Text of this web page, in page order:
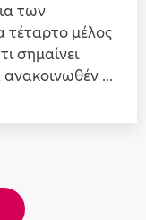
των
τέταρτο μέλος
σημαίνει
...